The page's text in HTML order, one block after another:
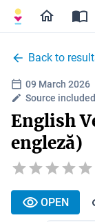
Back to
09 March 2026
Source included
English
engleză)
OPEN